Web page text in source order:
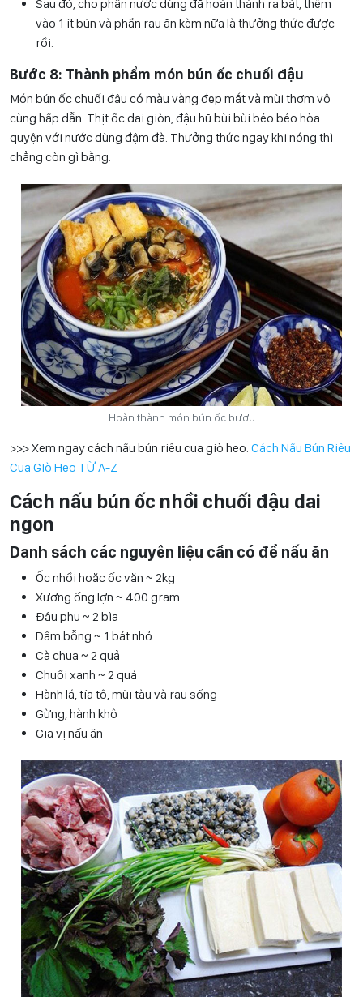
Sau đó, cho phần nước dùng đã hoàn thành ra bát, thêm
vào 1 ít bún và phần rau ăn kèm nữa là thưởng thức được
rồi.
Bước 8: Thành phẩm món bún ốc chuối đậu
Món bún ốc chuối đậu có màu vàng đẹp mắt và mùi thơm vô
cùng hấp dẫn. Thịt ốc dai giòn, đậu hũ bùi bùi béo béo hòa
quyện với nước dùng đậm đà. Thưởng thức ngay khi nóng thì
chẳng còn gì bằng.
Hoàn thành món bún ốc bươu
>>> Xem ngay cách nấu bún riêu cua giò heo: Cách Nấu Bún Riêu
Cua GIò Heo TỪ A-Z
Cách nấu bún ốc nhồi chuối đậu dai
ngon
Danh sách các nguyên liệu cần có để nấu ăn
Ốc nhồi hoặc ốc vặn ~ 2kg
Xương ống lợn ~ 400 gram
Đậu phụ ~ 2 bìa
Dấm bỗng ~ 1 bát nhỏ
Cà chua ~ 2 quả
Chuối xanh ~ 2 quả
Hành lá, tía tô, mùi tàu và rau sống
Gừng, hành khô
Gia vị nấu ăn